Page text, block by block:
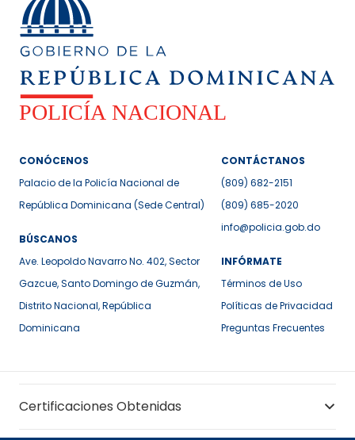
CONÓCENOS
Palacio de la Policía Nacional de
República Dominicana (Sede Central)
BÚSCANOS
Ave. Leopoldo Navarro No. 402, Sector
Gazcue, Santo Domingo de Guzmán,
Distrito Nacional, República
Dominicana
CONTÁCTANOS
(809) 682-2151
(809) 685-2020
info@policia.gob.do
INFÓRMATE
Términos de Uso
Políticas de Privacidad
Preguntas Frecuentes
Certificaciones Obtenidas